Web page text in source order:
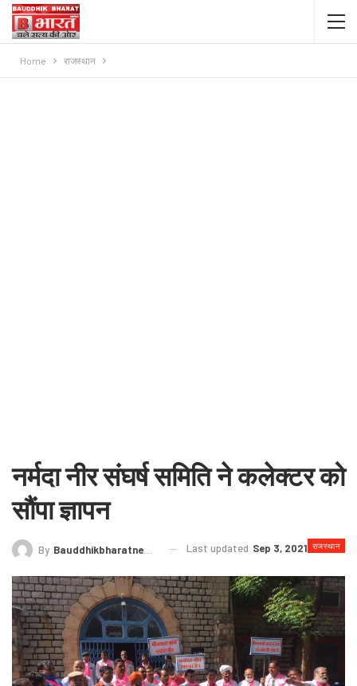
Home राजस्थान
नर्मदा नीर संघर्ष समिति ने कलेक्टर को
सौंपा ज्ञापन
राजस्थान
By Bauddhikbharatnews@gmail.com Last updated Sep 3, 2021